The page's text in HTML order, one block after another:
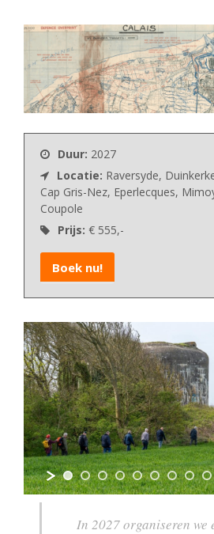
Duur: 2027
Locatie: Raversyde,
Cap Gris-Nez, Eperlecques,
Coupole
Prijs: € 555,-
Boek nu!
In 2027 organiseren we